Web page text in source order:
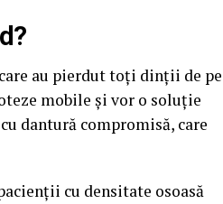
au pierdut toți dinții de pe
mobile și vor o soluție
dantură compromisă, care
cu densitate osoasă